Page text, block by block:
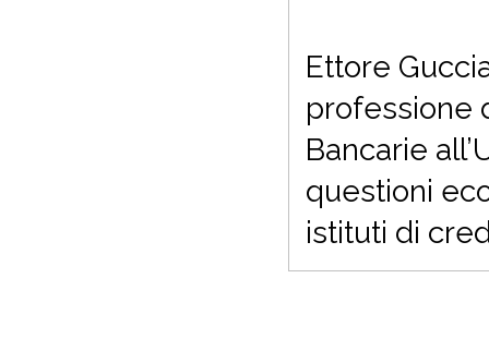
Ettore
professione
Bancarie
questioni
istituti di